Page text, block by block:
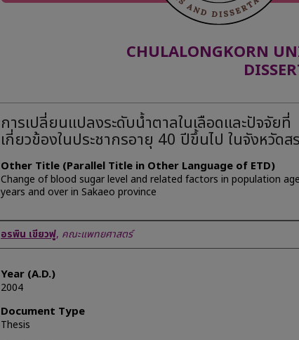
CHULALONGKORN
การเปลี่ยนแปลงระดับน้ำตาลในเลือดและปัจจัยที่
เกี่ยวข้องในประชากรอายุ 40 ปีขึ้นไป ในจังหวัดส
Other Title (Parallel Title in Other Language of ETD)
Change of blood sugar level and related factors in population
years and over in Sakaeo province
Author
อรพิน เขียวฟู, คณะแพทยศาสตร์
Year (A.D.)
2004
Document Type
Thesis